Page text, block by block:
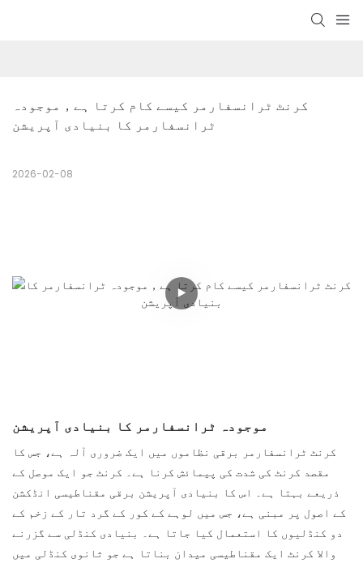
کرنٹ ٹرانسفارمر کیسے کام کرتا ہے，موجودہ
ٹرانسفارمر کا بنیادی آپریشن
2026-02-08
موجودہ ٹرانسفارمر کا بنیادی آپریشن
کرنٹ ٹرانسفارمر برقی نظاموں میں ایک ضروری آلہ ہے، جس کا
مقصد کرنٹ کی شدت کی پیمائش کرنا ہے۔ کرنٹ جو ایک موصل کے
ذریعے بہتا ہے۔ اس کا بنیادی آپریشن برقی مقناطیسی انڈکشن
کے اصول پر مبنی ہے، جس میں لوہے کے کور کے گرد تار کے زخم کے
دو کنڈلیوں کا استعمال کیا جاتا ہے۔ بنیادی کنڈلی سے گزرنے
والا کرنٹ ایک مقناطیسی میدان بناتا ہے جو ثانوی کنڈلی میں